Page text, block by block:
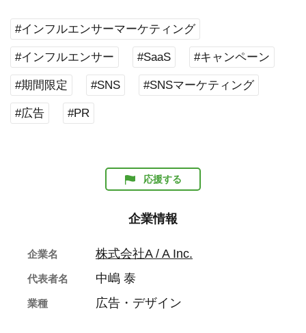
#インフルエンサーマーケティング
#インフルエンサー #SaaS #キャンペーン
#期間限定 #SNS #SNSマーケティング
#広告 #PR
応援する
企業情報
企業名 株式会社A / A Inc.
代表者名 中嶋 泰
業種 広告・デザイン